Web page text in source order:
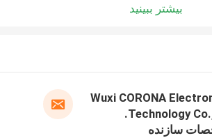
بیشتر ببینید
Wuxi CORONA
Technology Co., Ltd.
سازنده